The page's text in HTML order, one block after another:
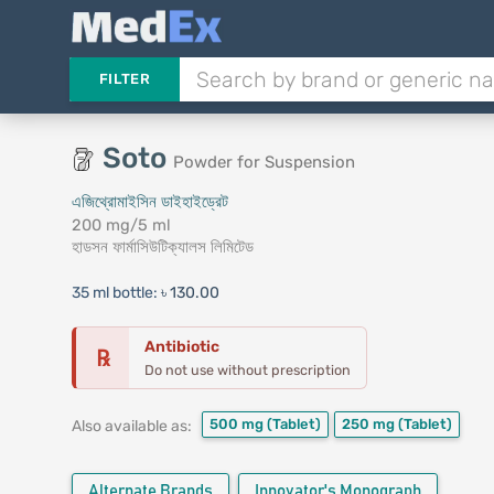
FILTER
Soto Powder for Suspension
এজিথ্রোমাইসিন ডাইহাইড্রেট
200 mg/5 ml
হাডসন ফার্মাসিউটিক্যালস লিমিটেড
35 ml bottle: ৳ 130.00
℞ Antibiotic
Do not use without prescription
Also available as: 500 mg (Tablet) 250 mg (Tablet)